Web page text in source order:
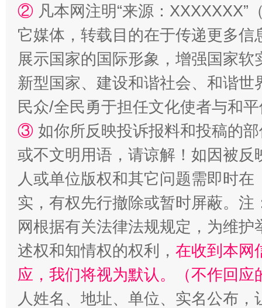
漫山遍野的桃花与雪山、麦地、白藏房 除
招工难、用工荒背后
② 凡本网注明“来源：
它媒体，转载目的在于传递更多
展示国家的国际形象，增强国家
新型国家、建设和谐社会、和谐
民众/全民勇于担任文化使者与和
③ 如你所反映投诉报料和投稿的
或不文明用语，请谅解！如因被
人或单位版权和其它问题需即时在
实，有权先行撤除或暂时屏蔽。
网根据有关法律法规规定，为维
述权和知情权的权利， 在收到本网
应，我们将视为默认。（不作回应
人姓名、地址、单位、实名公布